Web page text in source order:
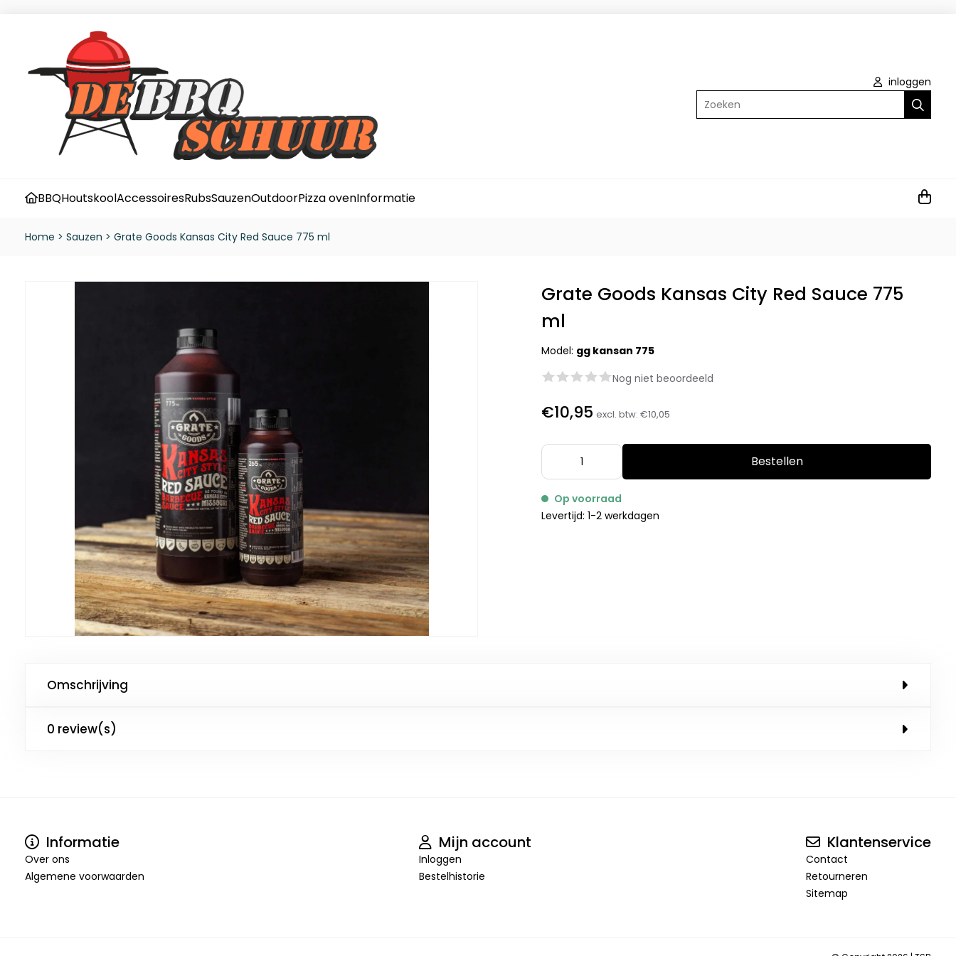
inloggen
Zoeken
BBQHoutskoolAccessoiresRubsSauzenOutdoorPizza ovenInformatie
Home > Sauzen > Grate Goods Kansas City Red Sauce 775 ml
Grate Goods Kansas City Red Sauce 775
ml
Model: gg kansan 775
Nog niet beoordeeld
€10,95 excl. btw:€10,05
Bestellen
Op voorraad
Levertijd: 1-2 werkdagen
Omschrijving
0 review(s)
Informatie
Over ons
Algemene voorwaarden
Mijn account
Inloggen
Bestelhistorie
Klantenservice
Contact
Retourneren
Sitemap